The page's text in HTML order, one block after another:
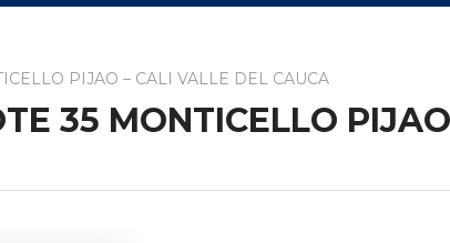
PIJAO – CALI VALLE DEL CAUCA
35 MONTICELLO